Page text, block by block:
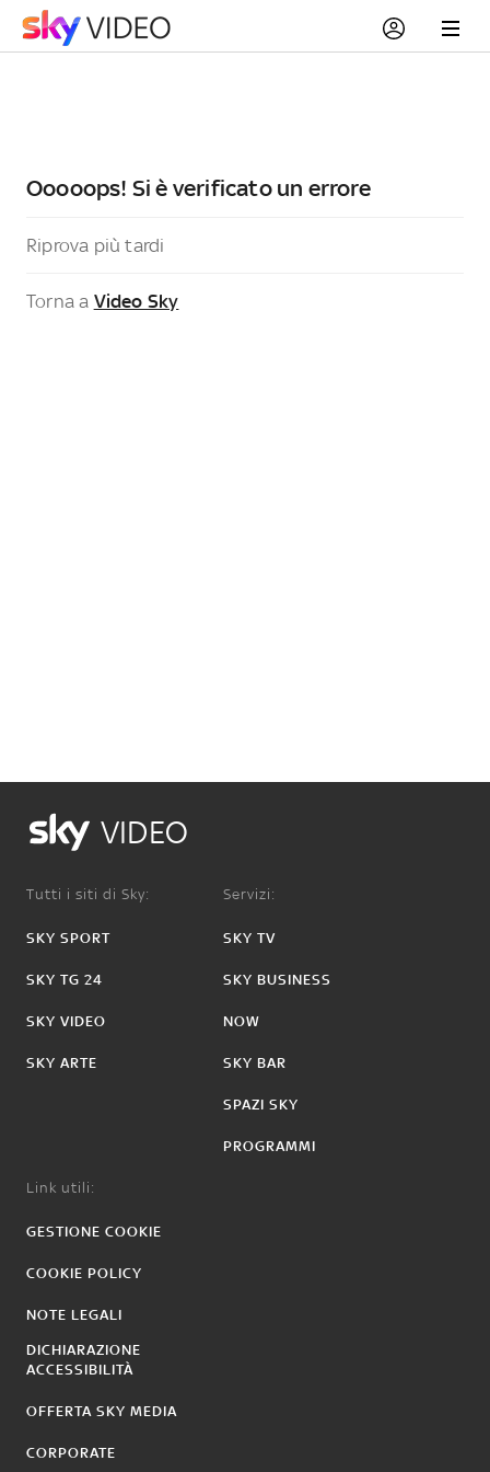
Ooooops! Si è verificato un errore
Riprova più tardi
Torna a Video Sky
VIDEO
Tutti i siti di Sky:
SKY SPORT
SKY TG 24
SKY VIDEO
SKY ARTE
Servizi:
SKY TV
SKY BUSINESS
NOW
SKY BAR
SPAZI SKY
PROGRAMMI
Link utili:
GESTIONE COOKIE
COOKIE POLICY
NOTE LEGALI
DICHIARAZIONE
ACCESSIBILITÀ
OFFERTA SKY MEDIA
CORPORATE